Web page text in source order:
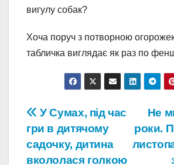
вигулу собак?
Хоча поруч з потворною
табличка виглядає як раз по
Навігація
записів
Не
роки.
У Сумах, під час
гри в дитячому
садочку, дитина
вкололася голкою